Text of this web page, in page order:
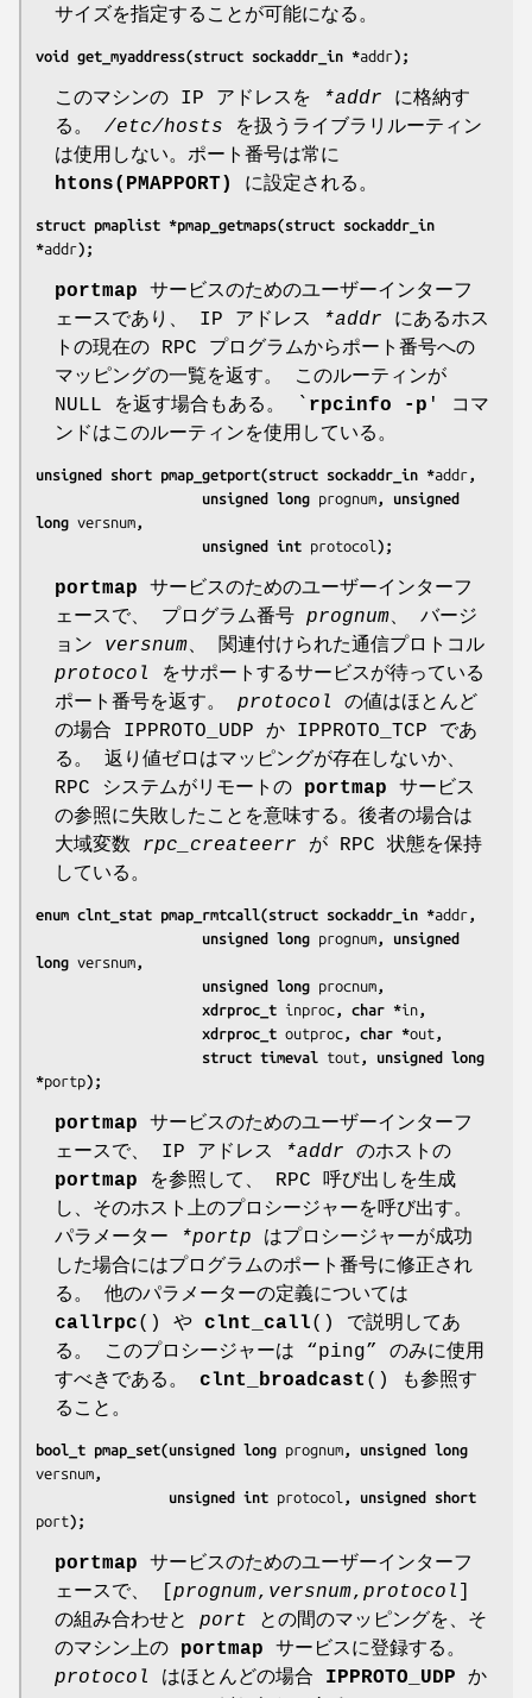
サイズを指定することが可能になる。
void get_myaddress(struct sockaddr_in *addr);
このマシンの IP アドレスを *addr に格納す
る。 /etc/hosts を扱うライブラリルーティン
は使用しない。ポート番号は常に
htons(PMAPPORT)
に設定される。
struct pmaplist *pmap_getmaps(struct sockaddr_in
*addr);
portmap サービスのためのユーザーインターフ
ェースであり、 IP アドレス
*addr にあるホス
トの現在の RPC プログラムからポート番号への
マッピングの一覧を返す。 このルーティンが
NULL を返す場合もある。 ` rpcinfo -p ' コマ
ンドはこのルーティンを使用している。
unsigned short pmap_getport(struct sockaddr_in *addr ,
                    unsigned long
prognum , unsigned
long versnum ,
                    unsigned int
protocol );
portmap サービスのためのユーザーインターフ
ェースで、 プログラム番号 prognum、 バージ
ョン versnum、 関連付けられた通信プロトコル
protocol
をサポートするサービスが待っている
ポート番号を返す。 protocol
の値はほとんど
の場合 IPPROTO_UDP か IPPROTO_TCP であ
る。 返り値ゼロはマッピングが存在しないか、
RPC システムがリモートの portmap サービス
の参照に失敗したことを意味する。後者の場合は
大域変数 rpc_createerr が RPC 状態を保持
している。
enum clnt_stat pmap_rmtcall(struct sockaddr_in *addr ,
                    unsigned long
prognum , unsigned
long versnum ,
                    unsigned long
procnum ,
                    xdrproc_t
inproc , char *in ,
                    xdrproc_t
outproc , char *out ,
                    struct timeval
tout , unsigned long
*portp);
portmap サービスのためのユーザーインターフ
ェースで、 IP アドレス
*addr のホストの
portmap を参照して、 RPC 呼び出しを生成
し、そのホスト上のプロシージャーを呼び出す。
パラメーター
*portp はプロシージャーが成功
した場合にはプログラムのポート番号に修正され
る。 他のパラメーターの定義については
callrpc() や clnt_call() で説明してあ
る。 このプロシージャーは “ping” のみに使用
すべきである。 clnt_broadcast () も参照す
ること。
bool_t pmap_set(unsigned long prognum
versnum ,
                unsigned int
protocol
port);
portmap サービスのためのユーザーインターフ
ェースで、 [ prognum, versnum, protocol
の組み合わせと port との間のマッピングを、そ
のマシン上の portmap サービスに登録する。
protocol
はほとんどの場合 IPPROTO_UDP か